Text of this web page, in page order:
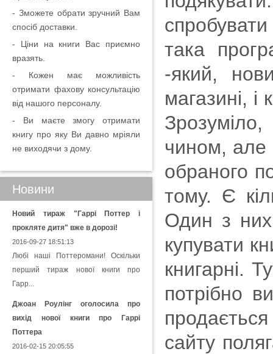
така
-який,
магазині,
чином, але
обраного
тому. Є
Один з
купувати
книгарні.
потрібно
сайту
- Зможете обрати зручний Вам
спосіб доставки.
- Ціни на книги Вас приємно
вразять.
- Кожен має можливість
отримати фахову консультацію
від нашого персоналу.
- Ви маєте змогу отримати
книгу про яку Ви давно мріяли
не виходячи з дому.
Новини
Новий тираж "Гаррі Поттер і
прокляте дитя" вже в дорозі!
2016-09-27 18:51:13
Любі наші Поттеромани! Оскільки
перший тираж нової книги про
Гарр...
Джоан Роулінг оголосила про
вихід нової книги про Гаррі
Поттера
2016-02-15 20:05:55